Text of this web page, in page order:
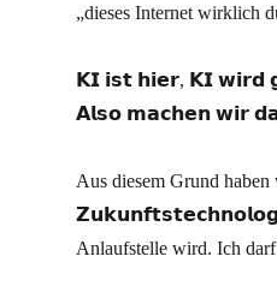
„dieses Internet wirklich
𝗞𝗜 𝗶𝘀𝘁 𝗵𝗶𝗲𝗿, 𝗞𝗜
𝗔𝗹𝘀𝗼 𝗺𝗮𝗰𝗵𝗲𝗻 𝘄𝗶𝗿
Aus diesem Grund
Anlaufstelle wird. Ich darf